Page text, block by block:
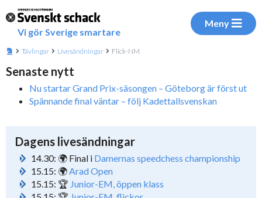
Vi gör Sverige smartare
Meny
Tävlingar Livesändningar Flick-NM
Senaste nytt
Nu startar Grand Prix-säsongen – Göteborg är först ut
Spännande final väntar – följ Kadettallsvenskan
Dagens livesändningar
14.30: 🌍 Final i Damernas speedchess championship
15.15: 🌍Arad Open
15.15: 🏆 Junior-EM, öppen klass